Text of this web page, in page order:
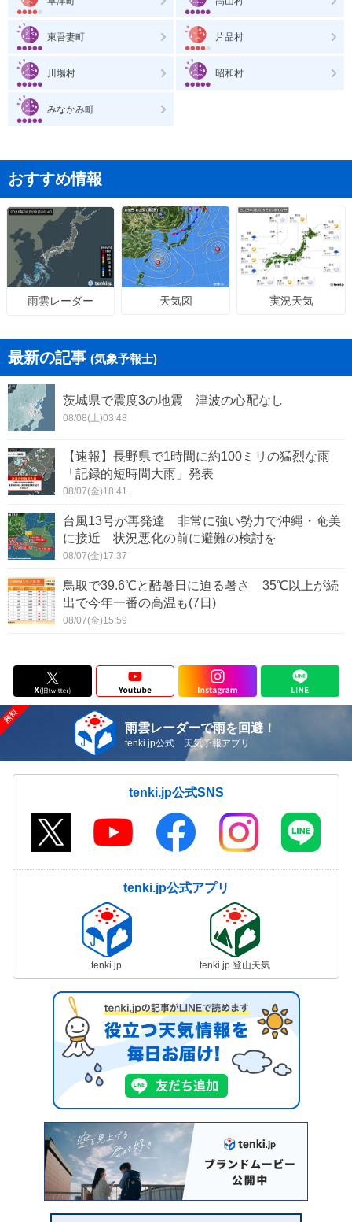
東吾妻町 片品村
川場村 昭和村
みなかみ町
おすすめ情報
雨雲レーダー 天気図 実況天気
最新の記事 (気象予報士)
茨城県で震度3の地震 津波の心配なし
08/08(土)03:48
【速報】長野県で1時間に約100ミリの猛烈な雨
「記録的短時間大雨」発表
08/07(金)18:41
台風13号が再発達 非常に強い勢力で沖縄・奄美
に接近 状況悪化の前に避難の検討を
08/07(金)17:37
鳥取で39.6℃と酷暑日に迫る暑さ 35℃以上が続
出で今年一番の高温も(7日)
08/07(金)15:59
雨雲レーダーで雨を回避！
tenki.jp公式 天気予報アプリ
tenki.jp公式SNS
tenki.jp公式アプリ
tenki.jp tenki.jp 登山天気